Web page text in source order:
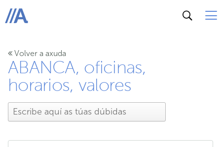
ABANCA
Volver a axuda
ABANCA, oficinas,
horarios, valores